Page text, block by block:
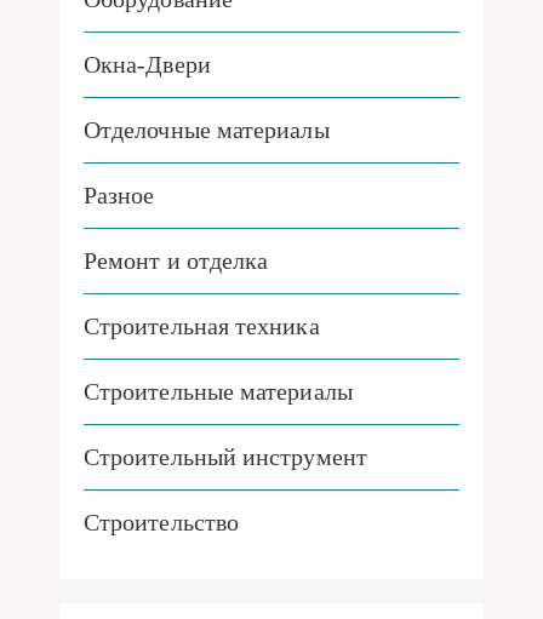
Окна-Двери
Отделочные материалы
Разное
Ремонт и отделка
Строительная техника
Строительные материалы
Строительный инструмент
Строительство